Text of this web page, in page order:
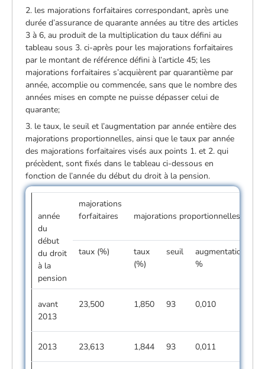
2. les majorations forfaitaires correspondant, après une
durée d’assurance de quarante années au titre des articles
3 à 6, au produit de la multiplication du taux défini au
tableau sous 3. ci-après pour les majorations forfaitaires
par le montant de référence défini à l’article 45; les
majorations forfaitaires s’acquièrent par quarantième par
année, accomplie ou commencée, sans que le nombre des
années mises en compte ne puisse dépasser celui de
quarante;
3. le taux, le seuil et l’augmentation par année entière des
majorations proportionnelles, ainsi que le taux par année
des majorations forfaitaires visés aux points 1. et 2. qui
précèdent, sont fixés dans le tableau ci-dessous en
fonction de l’année du début du droit à la pension.
année
du
début
du droit
à la
pension
majorations
forfaitaires
majorations proportionnelles
taux (%)
taux
(%)
seuil
augmentation
%
avant
2013
23,500 1,850 93 0,010
2013 23,613 1,844 93 0,011